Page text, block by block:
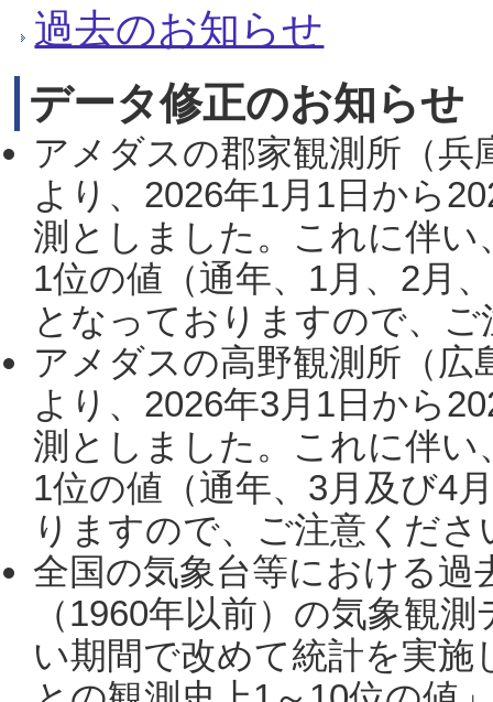
過去のお知らせ
データ修正のお知らせ
アメダスの郡家観測所（
より、2026年1月1日から
測としました。これに伴い
1位の値（通年、1月、2月
となっておりますので、
アメダスの高野観測所（
より、2026年3月1日から
測としました。これに伴い
1位の値（通年、3月及び4
りますので、ご注意くだ
全国の気象台等における過
（1960年以前）の気象観
い期間で改めて統計を実